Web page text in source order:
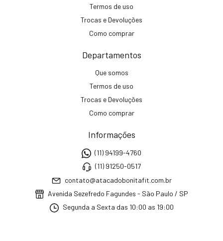
Termos de uso
Trocas e Devoluções
Como comprar
Departamentos
Que somos
Termos de uso
Trocas e Devoluções
Como comprar
Informações
(11) 94199-4760
(11) 91250-0517
contato@atacadobonitafit.com.br
Avenida Sezefredo Fagundes - São Paulo / SP
Segunda a Sexta das 10:00 as 19:00